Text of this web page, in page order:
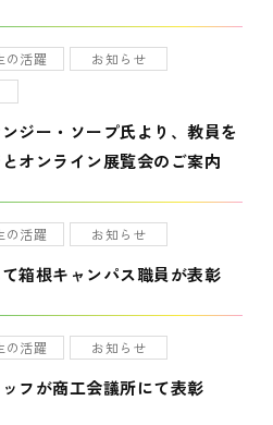
の活躍
お知らせ
ジー・ソープ氏より、教員を
オンライン展覧会のご案内
の活躍 お知らせ
箱根キャンパス職員が表彰
の活躍 お知らせ
フが商工会議所にて表彰